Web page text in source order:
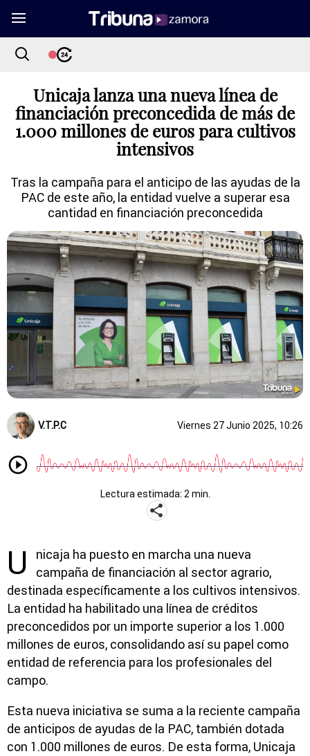
Unicaja lanza una nueva línea de
financiación preconcedida de más de
1.000 millones de euros para cultivos
intensivos
Tras la campaña para el anticipo de las ayudas de la
PAC de este año, la entidad vuelve a superar esa
cantidad en financiación preconcedida
V.T.P.C Viernes 27 Junio 2025, 10:26
Lectura estimada: 2 min.
U
nicaja ha puesto en marcha una nueva
campaña de financiación al sector agrario,
destinada específicamente a los cultivos intensivos.
La entidad ha habilitado una línea de créditos
preconcedidos por un importe superior a los 1.000
millones de euros, consolidando así su papel como
entidad de referencia para los profesionales del
campo.
Esta nueva iniciativa se suma a la reciente campaña
de anticipos de ayudas de la PAC, también dotada
con 1.000 millones de euros. De esta forma, Unicaja